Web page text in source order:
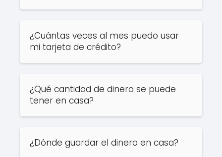
¿Cuántas veces al mes puedo usar
mi tarjeta de crédito?
¿Qué cantidad de dinero se puede
tener en casa?
¿Dónde guardar el dinero en casa?